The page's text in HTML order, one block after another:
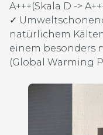
A+++(Skala D ->
✓
natürlichem
einem besonders
(Global Warming